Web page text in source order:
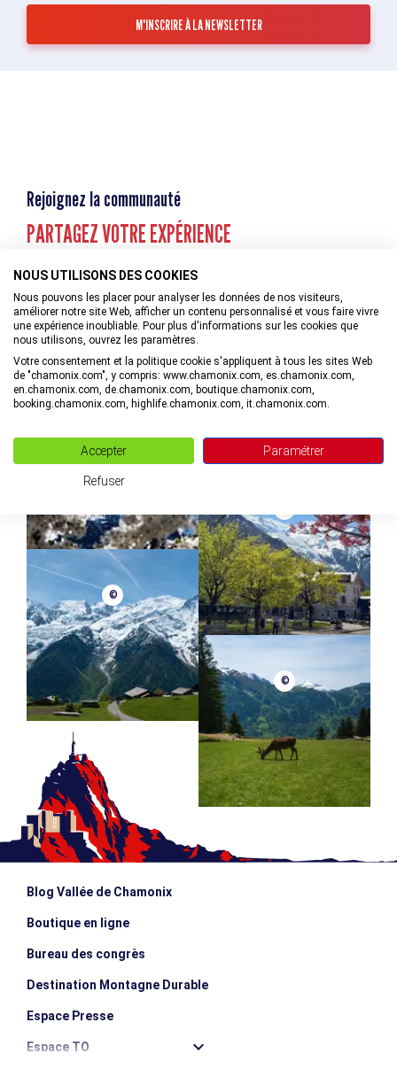
Rejoignez la communauté
PARTAGEZ VOTRE EXPÉRIENCE
©
©
Blog Vallée de Chamonix
Boutique en ligne
Bureau des congrès
Destination Montagne Durable
Espace Presse
Espace TO
NOUS UTILISONS DES COOKIES
Nous pouvons les placer pour analyser les données de nos visiteurs,
améliorer notre site Web, afficher un contenu personnalisé et vous faire vivre
une expérience inoubliable. Pour plus d'informations sur les cookies que
nous utilisons, ouvrez les paramètres.
Votre consentement et la politique cookie s'appliquent à tous les sites Web
de "chamonix.com", y compris: www.chamonix.com, es.chamonix.com,
en.chamonix.com, de.chamonix.com, boutique.chamonix.com,
booking.chamonix.com, highlife.chamonix.com, it.chamonix.com.
Accepter Paramétrer
Refuser